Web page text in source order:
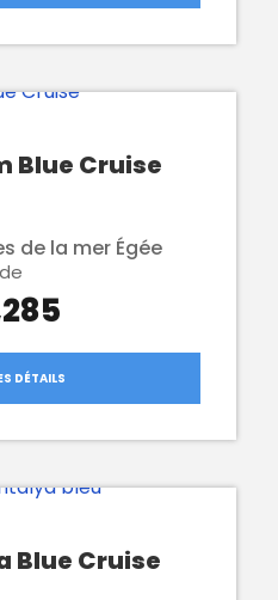
Blue Cruise
de la mer Égée
de
DÉTAILS
Blue Cruise